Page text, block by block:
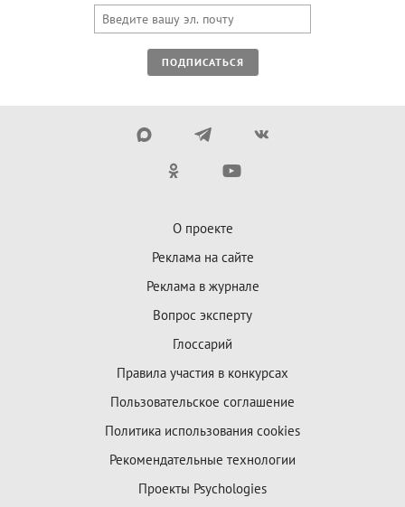
ПОДПИСАТЬСЯ
О проекте
Реклама на сайте
Реклама в журнале
Вопрос эксперту
Глоссарий
Правила участия в конкурсах
Пользовательское соглашение
Политика использования cookies
Рекомендательные технологии
Проекты Psychologies